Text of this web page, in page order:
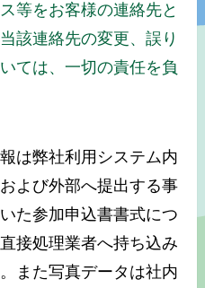
等をお客様の連絡先と
該連絡先の変更、誤り
ては、一切の責任を負
は弊社利用システム内
よび外部へ提出する事
た参加申込書書式につ
接処理業者へ持ち込み
また写真データは社内